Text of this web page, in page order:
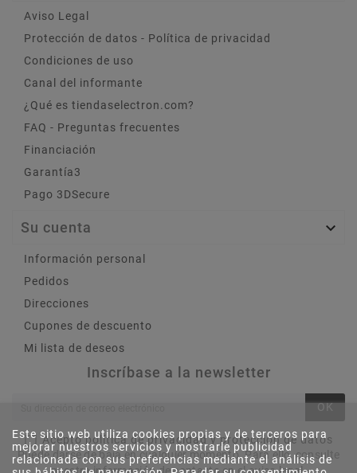
Aviso Legal
Protección de datos - Política de privacidad
Condiciones de uso
Canal del informante
¿Qué es tiendaselectron.com?
FAQ - Preguntas frecuentes
Financiación
Garantía3
Pago 3DSecure
Su cuenta 
Información personal
Pedidos
Direcciones
Cupones de descuento
Mi lista de deseos
Inscríbase a la newsletter
OK
Acepto política de privacidad y protección de datos
Puede darse de baja en cualquier momento. Para ello, consulte
nuestra información de contacto en el aviso legal.
Este sitio web utiliza cookies propias y de terceros para
mejorar nuestros servicios y mostrarle publicidad
relacionada con sus preferencias mediante el análisis de